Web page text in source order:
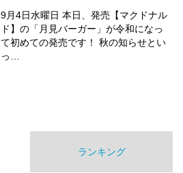
9月4日水曜日 本日、発売【マクドナル
ド】の「月見バーガー」が令和になっ
て初めての発売です！ 秋の知らせとい
っ…
ランキング